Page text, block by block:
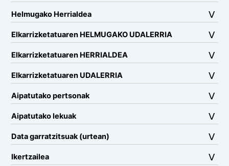
Helmugako Herrialdea
Elkarrizketatuaren HELMUGAKO UDALERRIA
Elkarrizketatuaren HERRIALDEA
Elkarrizketatuaren UDALERRIA
Aipatutako pertsonak
Aipatutako lekuak
Data garratzitsuak (urtean)
Ikertzailea